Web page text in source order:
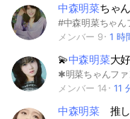
中森明菜ちゃ
#中森明菜ちゃん
メンバー 9
1 時
💫中森明菜大好
メンバー 14
11
中森明菜推し